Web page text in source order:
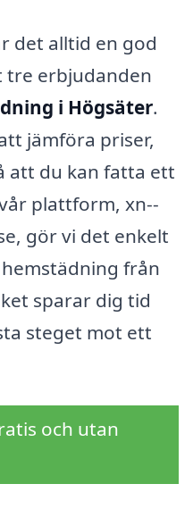
det alltid en god
tre erbjudanden
i Högsäter.
jämföra priser,
att du kan fatta ett
plattform, xn--
gör vi det enkelt
från
sparar dig tid
steget mot ett
och utan